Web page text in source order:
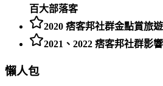
百大部落客
2020 痞客邦社群金點賞旅
2021、2022 痞客邦社群影
懶人包